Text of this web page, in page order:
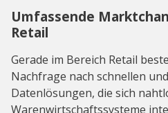
Umfassende
Retail
Gerade im Bereich Retail
Nachfrage nach schnellen
Datenlösungen, die sich
Warenwirtschaftssysteme